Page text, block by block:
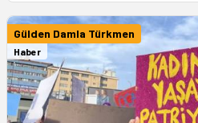
Gülden Damla Türkmen
Haber